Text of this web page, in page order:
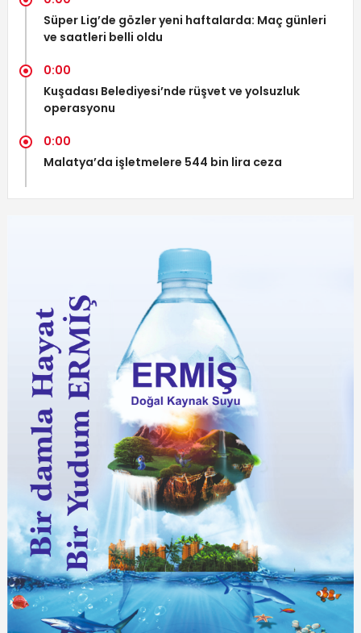
Süper Lig’de gözler yeni haftalarda: Maç günleri
ve saatleri belli oldu
0:00
Kuşadası Belediyesi’nde rüşvet ve yolsuzluk
operasyonu
0:00
Malatya’da işletmelere 544 bin lira ceza